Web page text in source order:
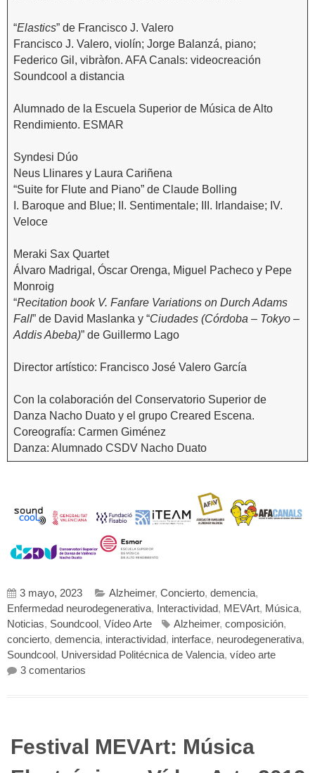
“Elastics” de Francisco J. Valero
Francisco J. Valero, violín; Jorge Balanzá, piano;
Federico Gil, vibràfon. AFA Canals: videocreación
Soundcool a distancia
Alumnado de la Escuela Superior de Música de Alto
Rendimiento. ESMAR
Syndesi Dúo
Neus Llinares y Laura Cariñena
“Suite for Flute and Piano” de Claude Bolling
I. Baroque and Blue; II. Sentimentale; III. Irlandaise; IV.
Veloce
Meraki Sax Quartet
Álvaro Madrigal, Óscar Orenga, Miguel Pacheco y Pepe
Monroig
“Recitation book V. Fanfare Variations on Durch Adams
Fall” de David Maslanka y “Ciudades (Córdoba – Tokyo –
Addis Abeba)” de Guillermo Lago
Director artístico: Francisco José Valero García
Con la colaboración del Conservatorio Superior de
Danza Nacho Duato y el grupo Creared Escena.
Coreografía: Carmen Giménez
Danza: Alumnado CSDV Nacho Duato
3 mayo, 2023 Alzheimer, Concierto, demencia,
Enfermedad neurodegenerativa, Interactividad, MEVArt, Música,
Noticias, Soundcool , Vídeo Arte Alzheimer, composición,
concierto, demencia, interactividad, interface, neurodegenerativa,
Soundcool , Universidad Politécnica de Valencia, vídeo arte
3 comentarios
Festival MEVArt: Música